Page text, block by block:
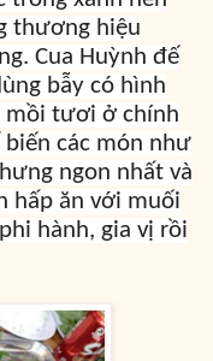
thương hiệu
Cua Huỳnh đế
bẫy có hình
mồi tươi ở chính
biến các món như
ngon nhất và
hấp ăn với muối
hành, gia vị rồi